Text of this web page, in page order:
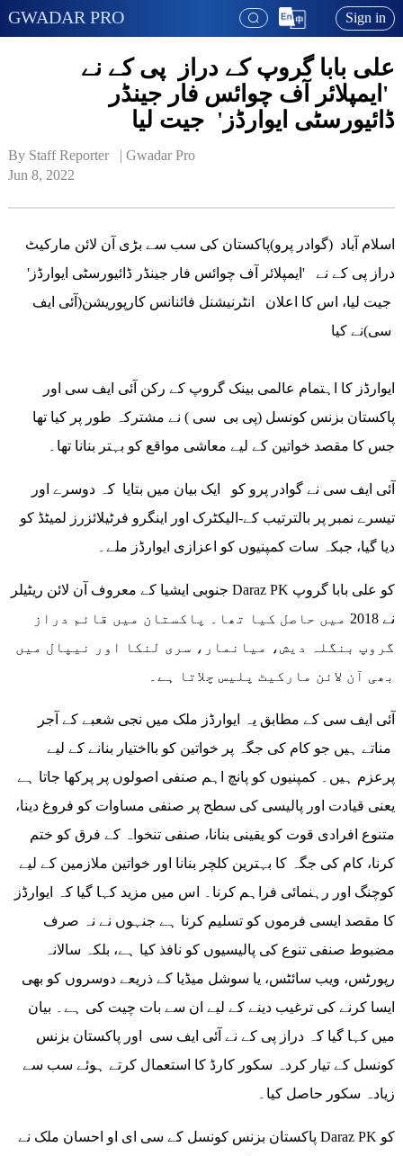
GWADAR PRO Sign in
علی بابا گروپ کے دراز پی کے نے
'ایمپلائر آف چوائس فار جینڈر
ڈائیورسٹی ایوارڈز' جیت لیا
By Staff Reporter   | Gwadar Pro
Jun 8, 2022
اسلام آباد (گوادر پرو)پاکستان کی سب سے بڑی آن لائن مارکیٹ
دراز پی کے نے 'ایمپلائر آف چوائس فار جینڈر ڈائیورسٹی ایوارڈز'
جیت لیا، اس کا اعلان انٹرنیشنل فائنانس کارپوریشن(آئی ایف
ایوارڈز کا اہتمام عالمی بینک گروپ کے رکن آئی ایف سی اور
پاکستان بزنس کونسل (پی بی سی ) نے مشترکہ طور پر کیا تھا
جس کا مقصد خواتین کے لیے معاشی مواقع کو بہتر بنانا تھا۔
آئی ایف سی نے گوادر پرو کو ایک بیان میں بتایا کہ دوسرے اور
تیسرے نمبر پر بالترتیب کے-الیکٹرک اور اینگرو فرٹیلائزرز لمیٹڈ کو
دیا گیا، جبکہ سات کمپنیوں کو اعزازی ایوارڈز ملے۔
جنوبی ایشیا کے معروف آن لائن ریٹیلر Daraz PK کو علی بابا گروپ
نے 2018 میں حاصل کیا تھا۔ پاکستان میں قائم دراز
گروپ بنگلہ دیش، میانمار، سری لنکا اور نیپال میں
بھی آن لائن مارکیٹ پلیس چلاتا ہے۔
آئی ایف سی کے مطابق یہ ایوارڈز ملک میں نجی شعبے کے آجر
مناتے ہیں جو کام کی جگہ پر خواتین کو بااختیار بنانے کے لیے
پرعزم ہیں۔ کمپنیوں کو پانچ اہم صنفی اصولوں پر پرکھا جاتا ہے
یعنی قیادت اور پالیسی کی سطح پر صنفی مساوات کو فروغ دینا،
متنوع افرادی قوت کو یقینی بنانا، صنفی تنخواہ کے فرق کو ختم
کرنا، کام کی جگہ کا بہترین کلچر بنانا اور خواتین ملازمین کے لیے
کوچنگ اور رہنمائی فراہم کرنا۔ اس میں مزید کہا گیا کہ ایوارڈز
کا مقصد ایسی فرموں کو تسلیم کرنا ہے جنہوں نے نہ صرف
مضبوط صنفی تنوع کی پالیسیوں کو نافذ کیا ہے، بلکہ سالانہ
رپورٹس، ویب سائٹس، یا سوشل میڈیا کے ذریعے دوسروں کو بھی
ایسا کرنے کی ترغیب دینے کے لیے ان سے بات چیت کی ہے۔ بیان
میں کہا گیا کہ دراز پی کے نے آئی ایف سی اور پاکستان بزنس
کونسل کے تیار کردہ سکور کارڈ کا استعمال کرتے ہوئے سب سے
زیادہ سکور حاصل کیا۔
پاکستان بزنس کونسل کے سی ای او احسان ملک نے Daraz PK کو